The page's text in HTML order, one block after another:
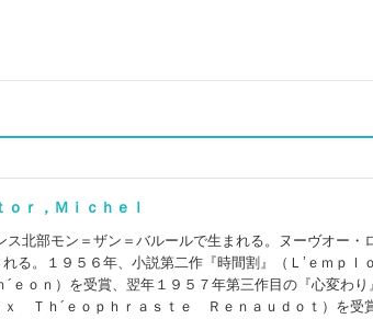
ｒ，Ｍｉｃｈｅｌ
北部モン＝ザン＝バルールで生まれる。ヌーヴオー・
る。１９５６年、小説第二作『時間割』（Ｌ’ｅｍｐｌ
ｏｎ）を受賞、翌年１９５７年第三作目の『心変わり
Ｔｈ´ｅｏｐｈｒａｓｔｅ Ｒｅｎａｕｄｏｔ）を受